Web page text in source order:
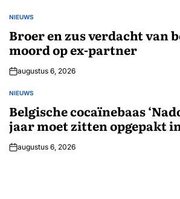
GEPLAATST
NIEUWS
Broer en zus verdacht van
moord op ex-partner
augustus 6, 2026
GEPLAATST
NIEUWS
Belgische cocaïnebaas
jaar moet zitten opgepakt
augustus 6, 2026